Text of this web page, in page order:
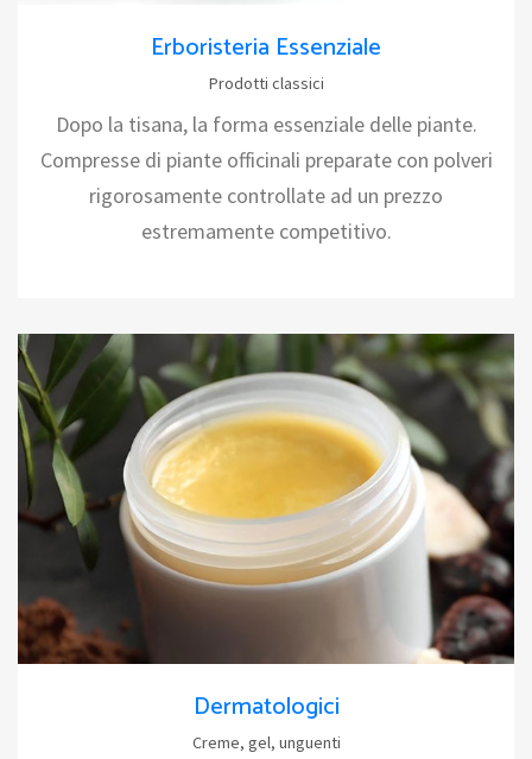
Erboristeria Essenziale
Prodotti classici
Dopo la tisana, la forma essenziale delle piante.
Compresse di piante officinali preparate con polveri
rigorosamente controllate ad un prezzo
estremamente competitivo.
Dermatologici
Creme, gel, unguenti